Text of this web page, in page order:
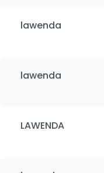
lawenda
lawenda
LAWENDA